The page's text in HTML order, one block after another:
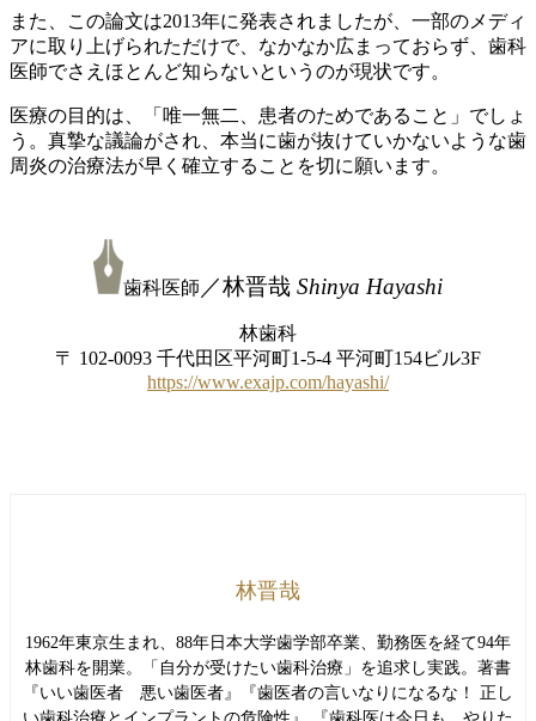
また、この論文は2013年に発表されましたが、一部のメディ
アに取り上げられただけで、なかなか広まっておらず、歯科
医師でさえほとんど知らないというのが現状です。
医療の目的は、「唯一無二、患者のためであること」でしょ
う。真摯な議論がされ、本当に歯が抜けていかないような歯
周炎の治療法が早く確立することを切に願います。
歯科医師 ／林晋哉 Shinya Hayashi
林歯科
〒 102-0093 千代田区平河町1-5-4 平河町154ビル3F
https://www.exajp.com/hayashi/
林晋哉
1962年東京生まれ、88年日本大学歯学部卒業、勤務医を経て94年
林歯科を開業。「自分が受けたい歯科治療」を追求し実践。著書
『いい歯医者 悪い歯医者』『歯医者の言いなりになるな！ 正し